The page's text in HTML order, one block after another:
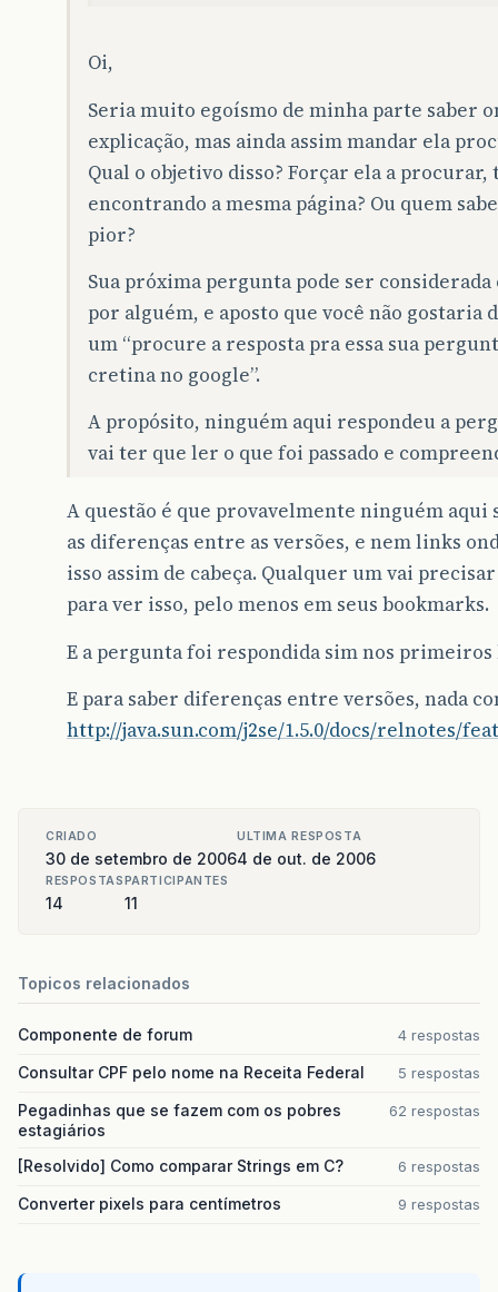
Oi,
Seria muito egoísmo de minha parte saber
explicação, mas ainda assim mandar ela
Qual o objetivo disso? Forçar ela a procurar,
encontrando a mesma página? Ou quem
pior?
Sua próxima pergunta pode ser
por alguém, e aposto que você não gostaria
um “procure a resposta pra essa sua
cretina no google”.
A propósito, ninguém aqui respondeu a
vai ter que ler o que foi passado e
A questão é que provavelmente ninguém aqui
as diferenças entre as versões, e nem links
isso assim de cabeça. Qualquer um vai
para ver isso, pelo menos em seus bookmarks.
E a pergunta foi respondida sim nos
E para saber diferenças entre versões, nada
http://java.sun.com/j2se/1.5.0/docs/relnotes/
CRIADO
30 de setembro de 2006
ULTIMA RESPOSTA
4 de out. de 2006
RESPOSTAS
14
PARTICIPANTES
11
Topicos relacionados
Componente de forum 4 respostas
Consultar CPF pelo nome na Receita Federal 5 respostas
Pegadinhas que se fazem com os pobres
estagiários
62 respostas
[Resolvido] Como comparar Strings em C? 6 respostas
Converter pixels para centímetros 9 respostas